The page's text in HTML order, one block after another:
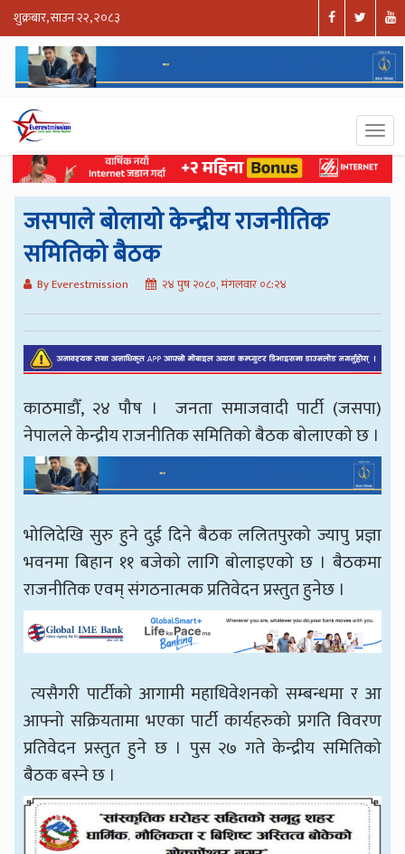
शुक्रबार, साउन २२, २०८३
जसपाले बोलायो केन्द्रीय राजनीतिक
समितिको बैठक
By Everestmission २४ पुष २०८०, मंगलवार ०८:२४
काठमाडौँ, २४ पौष । जनता समाजवादी पार्टी (जसपा)
नेपालले केन्द्रीय राजनीतिक समितिको बैठक बोलाएको छ ।
भोलिदेखि सुरु हुने दुई दिने बैठक ललितपुरको ज्यापु प्रज्ञा
भवनमा बिहान ११ बजेको लागि बोलाइएको छ । बैठकमा
राजनीतिक एवम् संगठनात्मक प्रतिवेदन प्रस्तुत हुनेछ ।
त्यसैगरी पार्टीको आगामी महाधिवेशनको सम्बन्धमा र आ
आफ्नो सक्रियतामा भएका पार्टी कार्यहरुको प्रगति विवरण
प्रतिवेदन प्रस्तुत हुने छ । पुस २७ गते केन्द्रीय समितिको
बैठक बस्ने छ ।